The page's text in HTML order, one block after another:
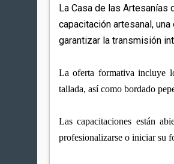
La Casa de las Artesanías
capacitación artesanal,
garantizar la transmisión
La oferta formativa incluye
tallada, así como bordado
Las capacitaciones están
profesionalizarse o iniciar su